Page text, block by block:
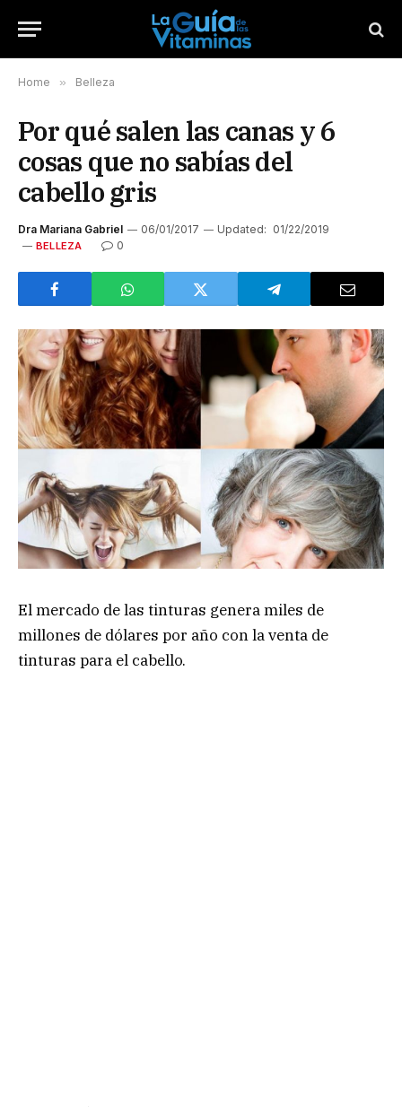
Home » Belleza
Por qué salen las canas y 6
cosas que no sabías del
cabello gris
Dra Mariana Gabriel 06/01/2017 Updated: 01/22/2019
BELLEZA 0
El mercado de las tinturas genera miles de
millones de dólares por año con la venta de
tinturas para el cabello.